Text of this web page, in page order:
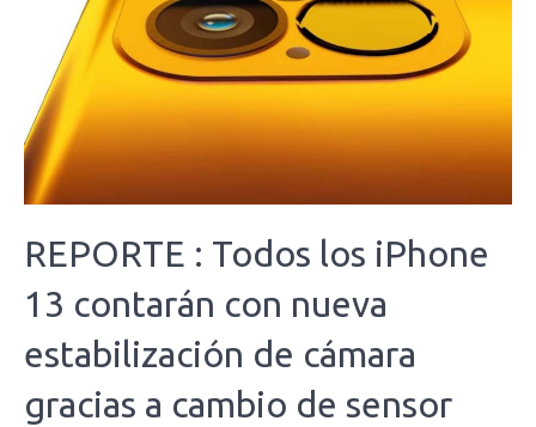
REPORTE : Todos los iPhone
13 contarán con nueva
estabilización de cámara
gracias a cambio de sensor